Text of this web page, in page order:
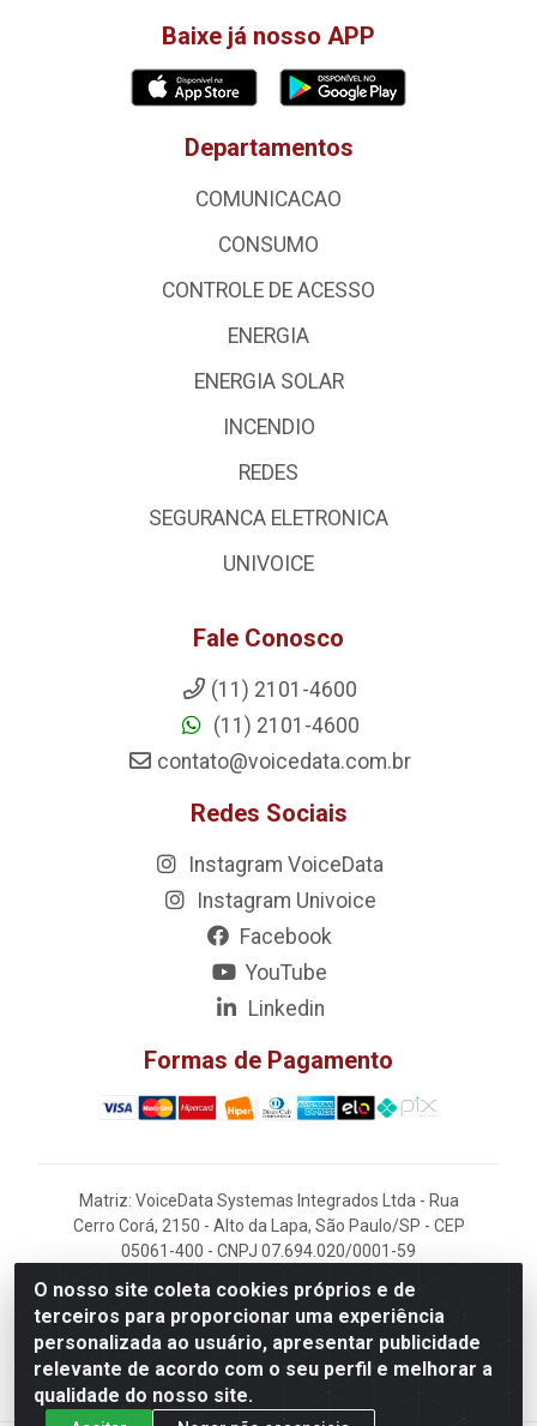
O nosso site coleta cookies próprios e de
terceiros para proporcionar uma experiência
personalizada ao usuário, apresentar publicidade
relevante de acordo com o seu perfil e melhorar a
qualidade do nosso site.
Baixe já nosso APP
Departamentos
COMUNICACAO
CONSUMO
CONTROLE DE ACESSO
ENERGIA
ENERGIA SOLAR
INCENDIO
REDES
SEGURANCA ELETRONICA
UNIVOICE
Fale Conosco
(11) 2101-4600
(11) 2101-4600
contato@voicedata.com.br
Redes Sociais
Instagram VoiceData
Instagram Univoice
Facebook
YouTube
Linkedin
Formas de Pagamento
Matriz: VoiceData Systemas Integrados Ltda - Rua
Cerro Corá, 2150 - Alto da Lapa, São Paulo/SP - CEP
05061-400 - CNPJ 07.694.020/0001-59
Filial: VoiceData - Rua João Kaufmann, 405 -
Rochdale - Osasco/SP - CEP 06220-060